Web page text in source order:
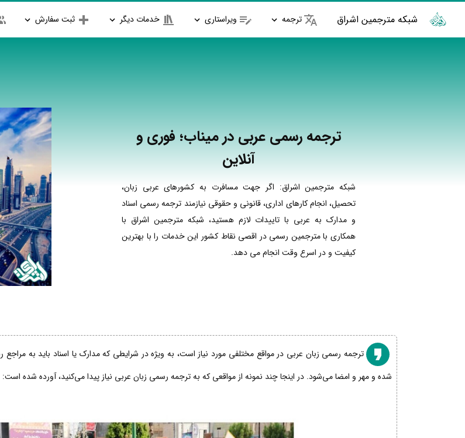
شبکه مترجمین اشراق ترجمه ویراستاری خدمات دیگر ثبت سفارش
ترجمه رسمی عربی در میناب؛ فوری و
آنلاین
شبکه مترجمین اشراق: اگر جهت مسافرت به کشورهای عربی زبان،
تحصیل، انجام کارهای اداری، قانونی و حقوقی نیازمند ترجمه رسمی اسناد
و مدارک به عربی با تاییدات لازم هستید، شبکه مترجمین اشراق با
همکاری با مترجمین رسمی در اقصی نقاط کشور این خدمات را با بهترین
کیفیت و در اسرع وقت انجام می دهد.
ترجمه رسمی زبان عربی در مواقع مختلفی مورد نیاز است، به ویژه در شرایطی که مدارک یا اسناد باید به
شده و مهر و امضا می‌شود. در اینجا چند نمونه از مواقعی که به ترجمه رسمی زبان عربی نیاز پیدا می‌کنید، آورده شده است: